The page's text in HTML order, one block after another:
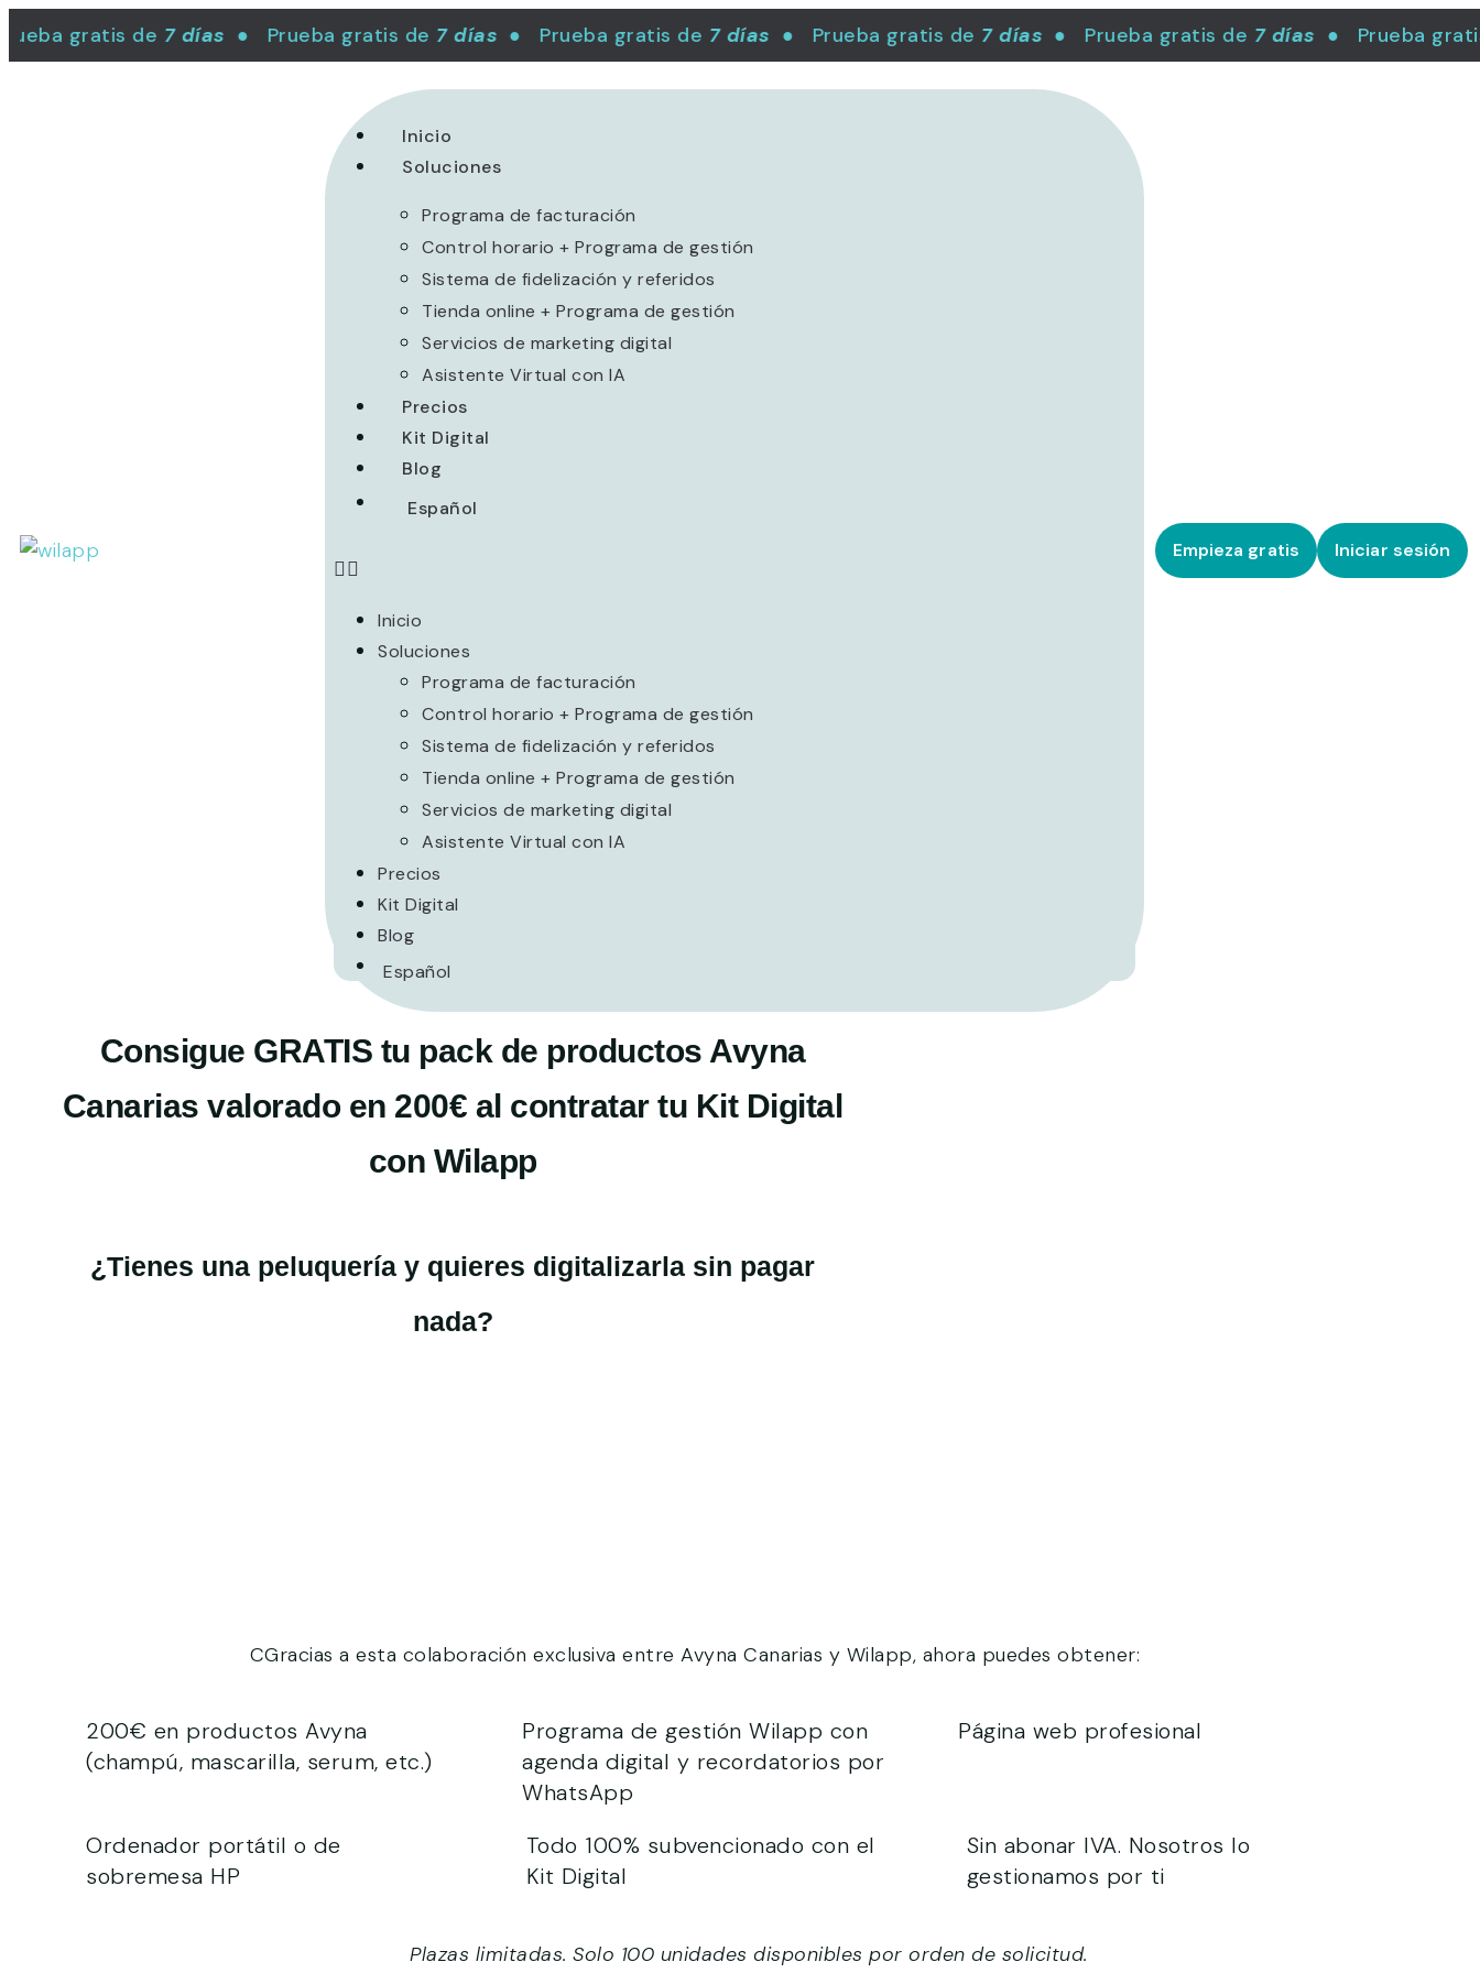
gratis de7 días ● Prueba gratis de7 días ● Prueba gratis de7 días ● Prueba gratis de7 días ● Prueba gratis de7 días ● Prueba gratis
Inicio
Soluciones
Programa de facturación
Control horario + Programa de gestión
Sistema de fidelización y referidos
Tienda online + Programa de gestión
Servicios de marketing digital
Asistente Virtual con IA
Precios
Kit Digital
Blog
Español
Inicio
Soluciones
Programa de facturación
Control horario + Programa de gestión
Sistema de fidelización y referidos
Tienda online + Programa de gestión
Servicios de marketing digital
Asistente Virtual con IA
Precios
Kit Digital
Blog
Español
Empieza gratis Iniciar sesión
Consigue GRATIS tu pack de productos Avyna
Canarias valorado en 200€ al contratar tu Kit Digital
con Wilapp
¿Tienes una peluquería y quieres digitalizarla sin pagar
nada?
CGracias a esta colaboración exclusiva entre Avyna Canarias y Wilapp, ahora puedes obtener:
200€ en productos Avyna
(champú, mascarilla, serum, etc.)
Programa de gestión Wilapp con
agenda digital y recordatorios por
WhatsApp
Página web profesional
Ordenador portátil o de
sobremesa HP
Todo 100% subvencionado con el
Kit Digital
Sin abonar IVA. Nosotros lo
gestionamos por ti
Plazas limitadas. Solo 100 unidades disponibles por orden de solicitud.